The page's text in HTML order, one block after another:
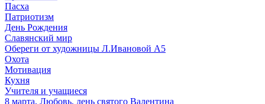
Пасха
Патриотизм
День Рождения
Славянский мир
Обереги от художницы Л.Ивановой А5
Охота
Мотивация
Кухня
Учителя и учащиеся
8 марта, Любовь, день святого Валентина